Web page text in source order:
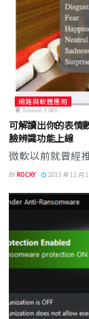
網路與軟體應用
可解讀出你的表情
臉辨識功能上線
微軟以前就曾經
BY ROCKY 2015 年 11 月